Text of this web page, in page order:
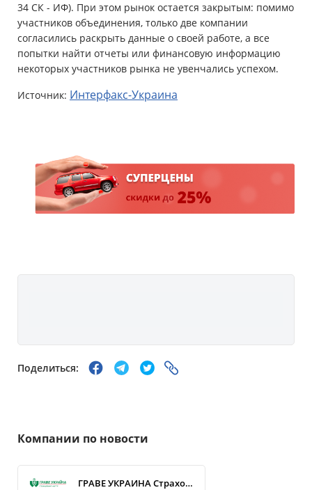
34 СК - ИФ). При этом рынок остается закрытым: помимо
участников объединения, только две компании
согласились раскрыть данные о своей работе, а все
попытки найти отчеты или финансовую информацию
некоторых участников рынка не увенчались успехом.
Источник: Интерфакс-Украина
Поделиться:
Компании по новости
ГРАВЕ УКРАИНА Страхование жизни